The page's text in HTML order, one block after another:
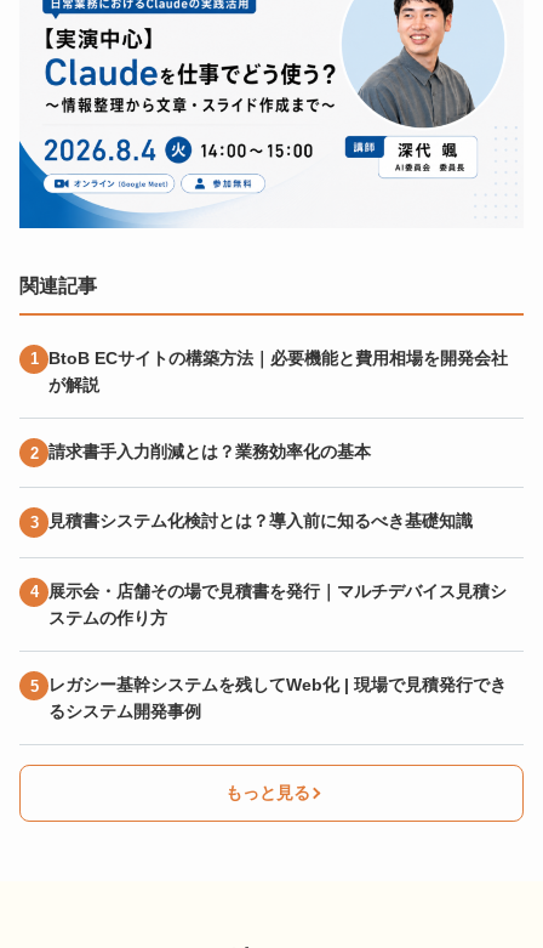
関連記事
BtoB ECサイトの構築方法｜必要機能と費用相場を開発会社
が解説
請求書手入力削減とは？業務効率化の基本
見積書システム化検討とは？導入前に知るべき基礎知識
展示会・店舗その場で見積書を発行｜マルチデバイス見積シ
ステムの作り方
レガシー基幹システムを残してWeb化 | 現場で見積発行でき
るシステム開発事例
もっと見る